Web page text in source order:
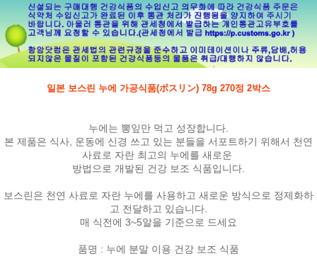
일본 보스린 누에 가공식품(ボスリン) 78g 270정 2박스
누에는 뽕잎만 먹고 성장합니다.
본 제품은 식사, 운동에 신경 쓰고 있는 분들을 서포트하기 위해서 천연
사료로 자란 최고의 누에를 새로운
방법으로 개발된 건강 보조 식품입니다.
보스린은 천연 사료로 자란 누에를 사용하고 새로운 방식으로 정제화하
고 전달하고 있습니다.
매 식전에 3~5알을 기준으로 드세요
품명 : 누에 분말 이용 건강 보조 식품